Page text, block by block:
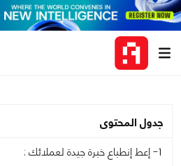
جدول المحتوى
1- إعط إنطباع خبرة جيدة لعملائك :